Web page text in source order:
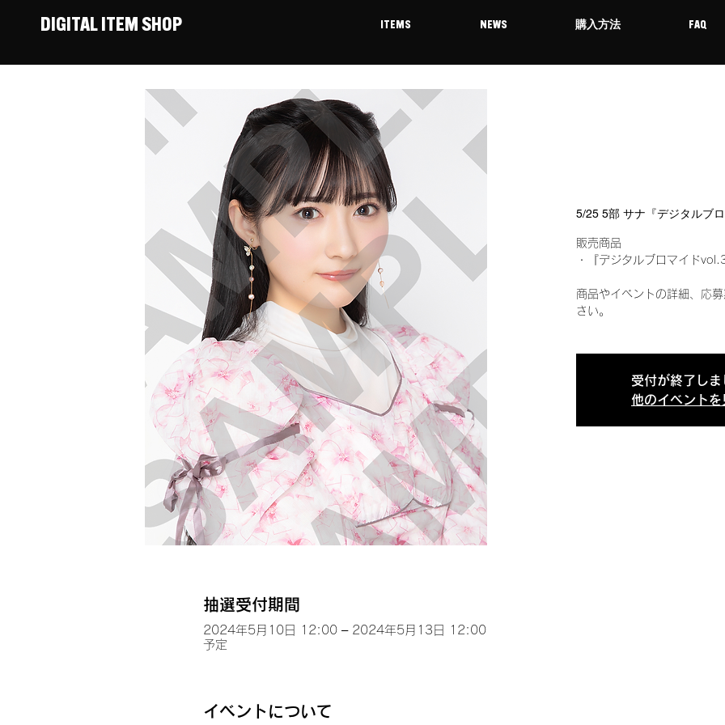
DIGITAL ITEM SHOP ITEMS NEWS 購入方法 FAQ
5/25 5部 サナ『デジタルブ
販売商品
・『デジタルブロマイド
商品やイベントの詳細、応
さい。
受付が終了しま
他のイベントを
抽選受付期間
2024年5月10日 12:00 – 2024年5月13日 12:00
予定
イベントについて